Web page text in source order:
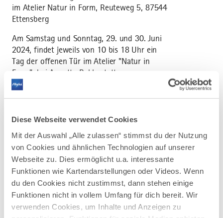
Diese Webseite verwendet Cookies
Mit der Auswahl „Alle zulassen“ stimmst du der Nutzung
von Cookies und ähnlichen Technologien auf unserer
Webseite zu. Dies ermöglicht u.a. interessante
Funktionen wie Kartendarstellungen oder Videos. Wenn
du den Cookies nicht zustimmst, dann stehen einige
Funktionen nicht in vollem Umfang für dich bereit. Wir
verwenden Cookies, um Inhalte und Anzeigen zu
im Atelier Natur in Form, Reuteweg 5, 87544
Ettensberg
Am Samstag und Sonntag, 29. und 30. Juni
2024, findet jeweils von 10 bis 18 Uhr ein
Tag der offenen Tür im Atelier "Natur in
Form", bei Annette Rehle statt.
Schwerpunkt ist Flechtwerk aller Art für
sowie künstlerisch Geflochtenes.
aus der Region.
Samstag 29. Juni 2024 & Sonntag 30. Juni
2024 um 10.00 Uhr